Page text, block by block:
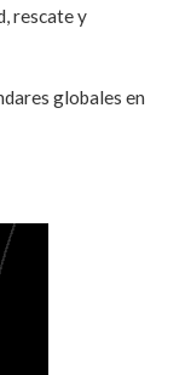
rescate y
globales en